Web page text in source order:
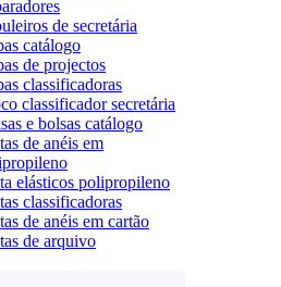
de secretária
catálogo
de projectos
classificadoras
classificador secretária
e bolsas catálogo
de anéis em
elásticos polipropileno
classificadoras
de anéis em cartão
de arquivo